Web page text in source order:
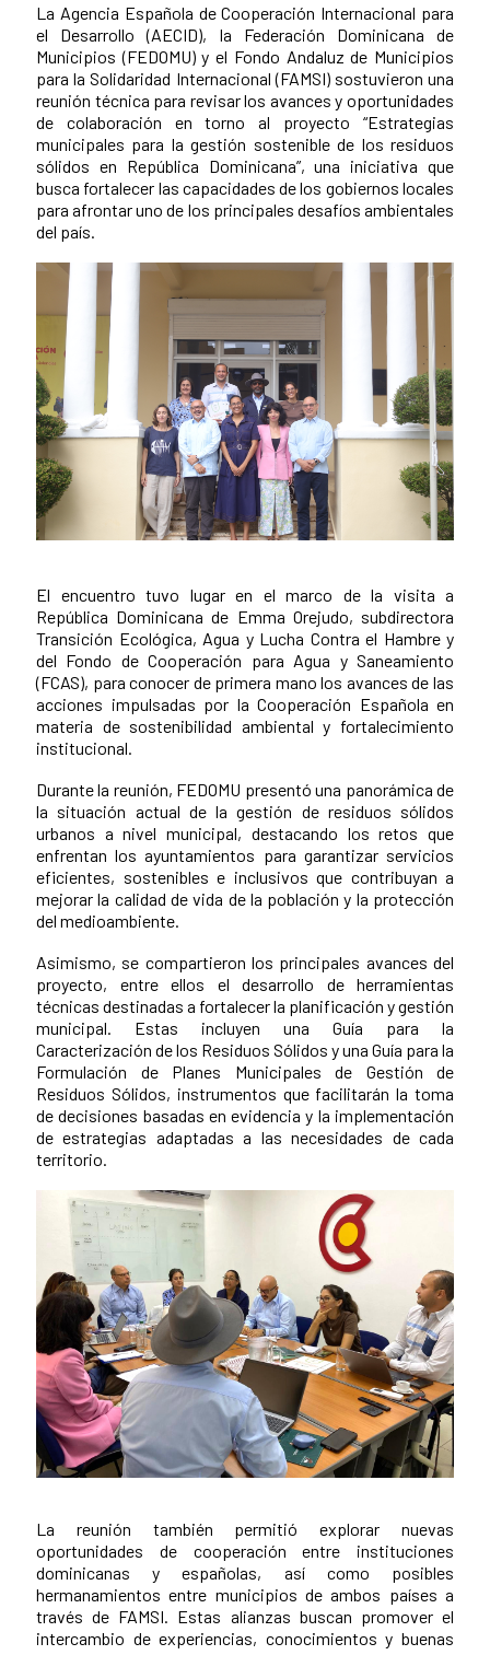
La Agencia Española de Cooperación Internacional para
el Desarrollo (AECID), la Federación Dominicana de
Municipios (FEDOMU) y el Fondo Andaluz de Municipios
para la Solidaridad Internacional (FAMSI) sostuvieron una
reunión técnica para revisar los avances y oportunidades
de colaboración en torno al proyecto “Estrategias
municipales para la gestión sostenible de los residuos
sólidos en República Dominicana”, una iniciativa que
busca fortalecer las capacidades de los gobiernos locales
para afrontar uno de los principales desafíos ambientales
del país.
News content
El encuentro tuvo lugar en el marco de la visita a
República Dominicana de Emma Orejudo, subdirectora
Transición Ecológica, Agua y Lucha Contra el Hambre y
del Fondo de Cooperación para Agua y Saneamiento
(FCAS), para conocer de primera mano los avances de las
acciones impulsadas por la Cooperación Española en
materia de sostenibilidad ambiental y fortalecimiento
institucional.
Durante la reunión, FEDOMU presentó una panorámica de
la situación actual de la gestión de residuos sólidos
urbanos a nivel municipal, destacando los retos que
enfrentan los ayuntamientos para garantizar servicios
eficientes, sostenibles e inclusivos que contribuyan a
mejorar la calidad de vida de la población y la protección
del medioambiente.
Asimismo, se compartieron los principales avances del
proyecto, entre ellos el desarrollo de herramientas
técnicas destinadas a fortalecer la planificación y gestión
municipal. Estas incluyen una Guía para la
Caracterización de los Residuos Sólidos y una Guía para la
Formulación de Planes Municipales de Gestión de
Residuos Sólidos, instrumentos que facilitarán la toma
de decisiones basadas en evidencia y la implementación
de estrategias adaptadas a las necesidades de cada
territorio.
La reunión también permitió explorar nuevas
oportunidades de cooperación entre instituciones
dominicanas y españolas, así como posibles
hermanamientos entre municipios de ambos países a
través de FAMSI. Estas alianzas buscan promover el
intercambio de experiencias, conocimientos y buenas